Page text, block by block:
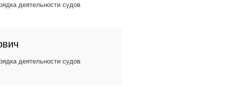
деятельности судов
деятельности судов